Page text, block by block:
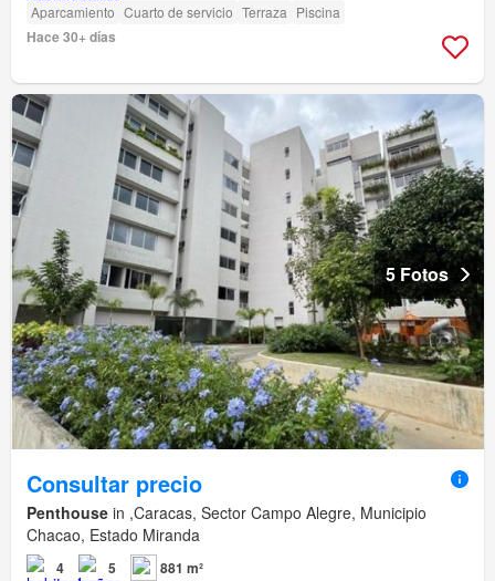
Aparcamiento Cuarto de servicio Terraza Piscina
Hace 30+ días
5 Fotos
Consultar precio
Penthouse in ,Caracas, Sector Campo Alegre, Municipio
Chacao, Estado Miranda
4 5 881 m²